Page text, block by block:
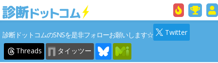
診断ドットコムのSNSを是非フォローお願いします☆
Twitter
Threads
タイッツー